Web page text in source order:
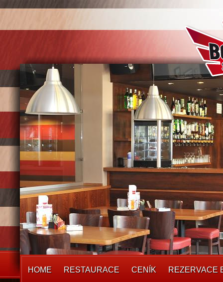
HOME RESTAURACE CENÍK REZERVACE